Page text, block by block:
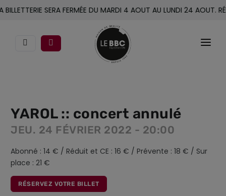
SERA FERMÉE DU MARDI 4 AOUT AU LUNDI 24 AOUT.
ACCOMPAGNEMENT
ACTIONS CULTURELLES
INFOS PRATIQUES
YAROL :: concert annulé
JEU. 24 FÉVRIER 2022 - 20:00
Abonné : 14 € / Réduit et CE : 16 € / Prévente : 18 € / Sur
place : 21 €
RÉSERVEZ VOTRE BILLET